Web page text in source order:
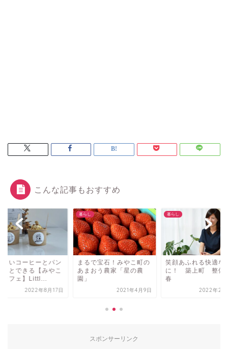
こんな記事もおすすめ
しいコーヒーとパン
ッとできる【みやこ
カフェ】Littl...
2022年8月17日
暮らし
まるで宝石！みやこ町の
あまおう農家「星の農
園」
2021年4月9日
暮らし
笑顔あふれる快適な
に！ 築上町 整体
春
2022年2
スポンサーリンク